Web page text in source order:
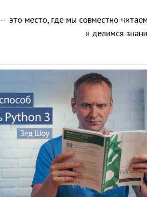
это место, где мы совместно
и делимся